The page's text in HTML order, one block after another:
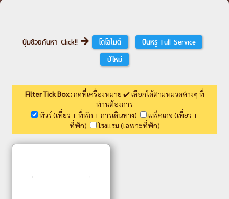
ปุ่มช่วยค้นหา Click!! โดโลไมต์
บินหรู Full Service
ปีใหม่
Filter Tick Box :กดที่เครื่องหมาย ✔️ เลือกได้ตามหมวดต่างๆ ที่
ท่านต้องการ
ทัวร์ (เที่ยว + ที่พัก + การเดินทาง)
แพ็คเกจ (เที่ยว +
ที่พัก)
โรงแรม (เฉพาะที่พัก)